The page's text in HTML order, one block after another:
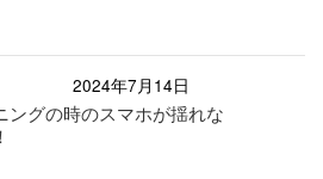
2024年7月14日
ングの時のスマホが揺れな